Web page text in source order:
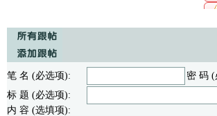
笔 名 (必选项):
密 码
标 题 (必选项):
内 容 (选填项):